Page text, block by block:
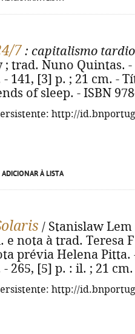
7 : capitalismo tardio
; trad. Nuno Quintas.
- 141, [3] p. ; 21 cm. -
of sleep. - ISBN
http://
ADICIONAR À LISTA
/ Stanislaw
e nota à trad. Teresa
prévia Helena Pitta.
- 265, [5] p. : il. ; 21
http://